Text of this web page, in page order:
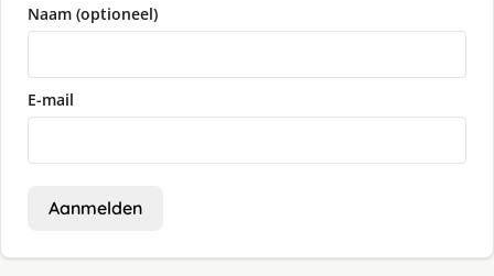
Naam (optioneel)
E-mail
Aanmelden